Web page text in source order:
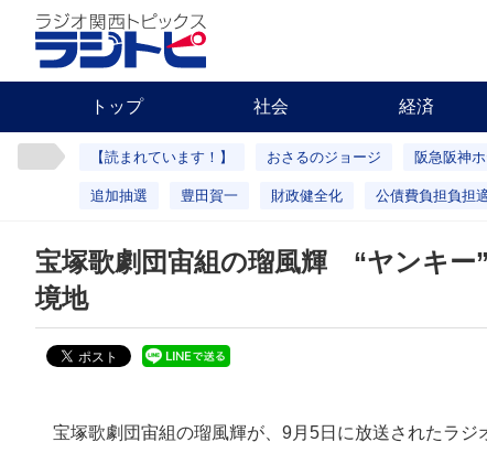
トップ 社会 経済
【読まれています！】 おさるのジョージ 阪急阪神
追加抽選 豊田賀一 財政健全化 公債費負担負担
宝塚歌劇団宙組の瑠風輝 “ヤンキー
境地
宝塚歌劇団宙組の瑠風輝が、9月5日に放送されたラジ